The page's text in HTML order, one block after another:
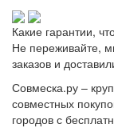
Какие гарантии,
Не переживайте,
заказов и
Совмеска.ру –
совместных
городов с